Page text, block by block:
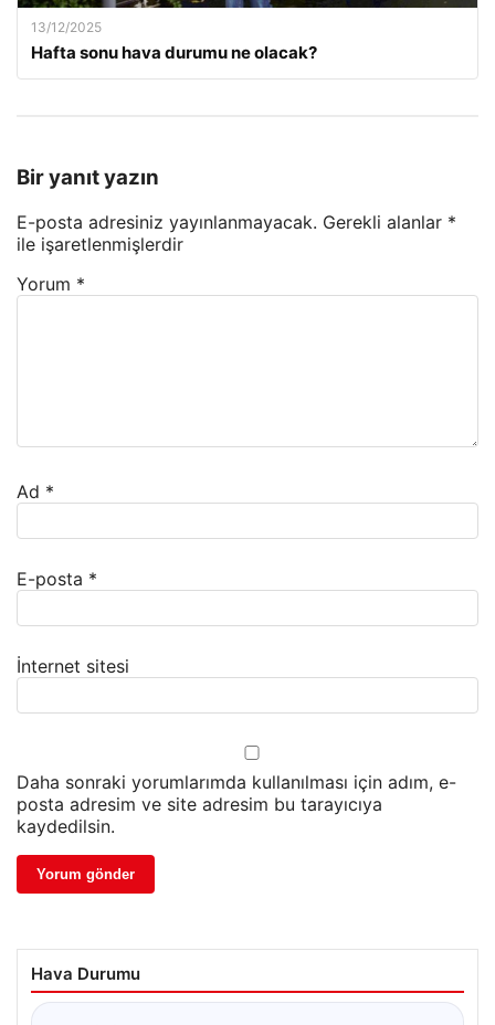
13/12/2025
Hafta sonu hava durumu ne olacak?
Bir yanıt yazın
E-posta adresiniz yayınlanmayacak. Gerekli alanlar *
ile işaretlenmişlerdir
Yorum *
Ad *
E-posta *
İnternet sitesi
Daha sonraki yorumlarımda kullanılması için adım, e-
posta adresim ve site adresim bu tarayıcıya
kaydedilsin.
Hava Durumu